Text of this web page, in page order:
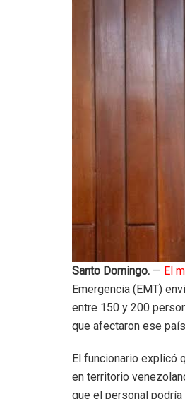
Santo Domingo. — El
Emergencia (EMT)
entre 150 y 200
que afectaron ese
El funcionario explicó
en territorio
que el personal